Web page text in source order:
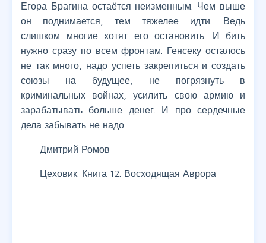
Егора Брагина остаётся неизменным. Чем выше
он поднимается, тем тяжелее идти. Ведь
слишком многие хотят его остановить. И бить
нужно сразу по всем фронтам. Генсеку осталось
не так много, надо успеть закрепиться и создать
союзы на будущее, не погрязнуть в
криминальных войнах, усилить свою армию и
зарабатывать больше денег. И про сердечные
дела забывать не надо
Дмитрий Ромов
Цеховик. Книга 12. Восходящая Аврора